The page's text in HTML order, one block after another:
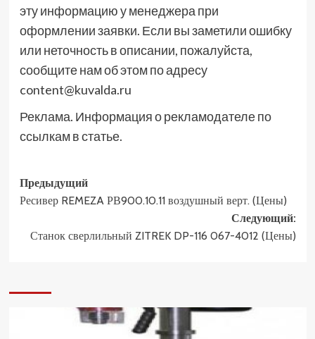
эту информацию у менеджера при
оформлении заявки. Если вы заметили ошибку
или неточность в описании, пожалуйста,
сообщите нам об этом по адресу
content@kuvalda.ru
Реклама. Информация о рекламодателе по
ссылкам в статье.
Навигация
записи
Предыдущий
Ресивер REMEZA РВ900.10.11 воздушный верт. (Цены)
Следующий:
Станок сверлильный ZITREK DP-116 067-4012 (Цены)